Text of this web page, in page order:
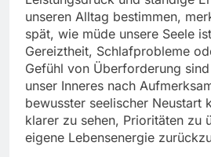
unseren Alltag bestimmen,
spät, wie müde unsere Seele
Gereiztheit, Schlafprobleme
Gefühl von Überforderung
unser Inneres nach
bewusster seelischer Neustart
klarer zu sehen, Prioritäten zu
eigene Lebensenergie